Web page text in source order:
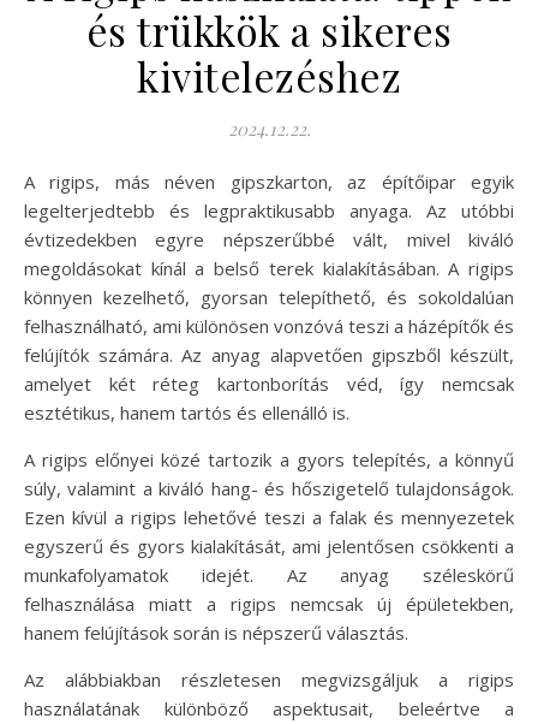
és trükkök a sikeres
kivitelezéshez
2024.12.22.
A rigips, más néven gipszkarton, az építőipar egyik
legelterjedtebb és legpraktikusabb anyaga. Az utóbbi
évtizedekben egyre népszerűbbé vált, mivel kiváló
megoldásokat kínál a belső terek kialakításában. A rigips
könnyen kezelhető, gyorsan telepíthető, és sokoldalúan
felhasználható, ami különösen vonzóvá teszi a házépítők és
felújítók számára. Az anyag alapvetően gipszből készült,
amelyet két réteg kartonborítás véd, így nemcsak
esztétikus, hanem tartós és ellenálló is.
A rigips előnyei közé tartozik a gyors telepítés, a könnyű
súly, valamint a kiváló hang- és hőszigetelő tulajdonságok.
Ezen kívül a rigips lehetővé teszi a falak és mennyezetek
egyszerű és gyors kialakítását, ami jelentősen csökkenti a
munkafolyamatok idejét. Az anyag széleskörű
felhasználása miatt a rigips nemcsak új épületekben,
hanem felújítások során is népszerű választás.
Az alábbiakban részletesen megvizsgáljuk a rigips
használatának különböző aspektusait, beleértve a